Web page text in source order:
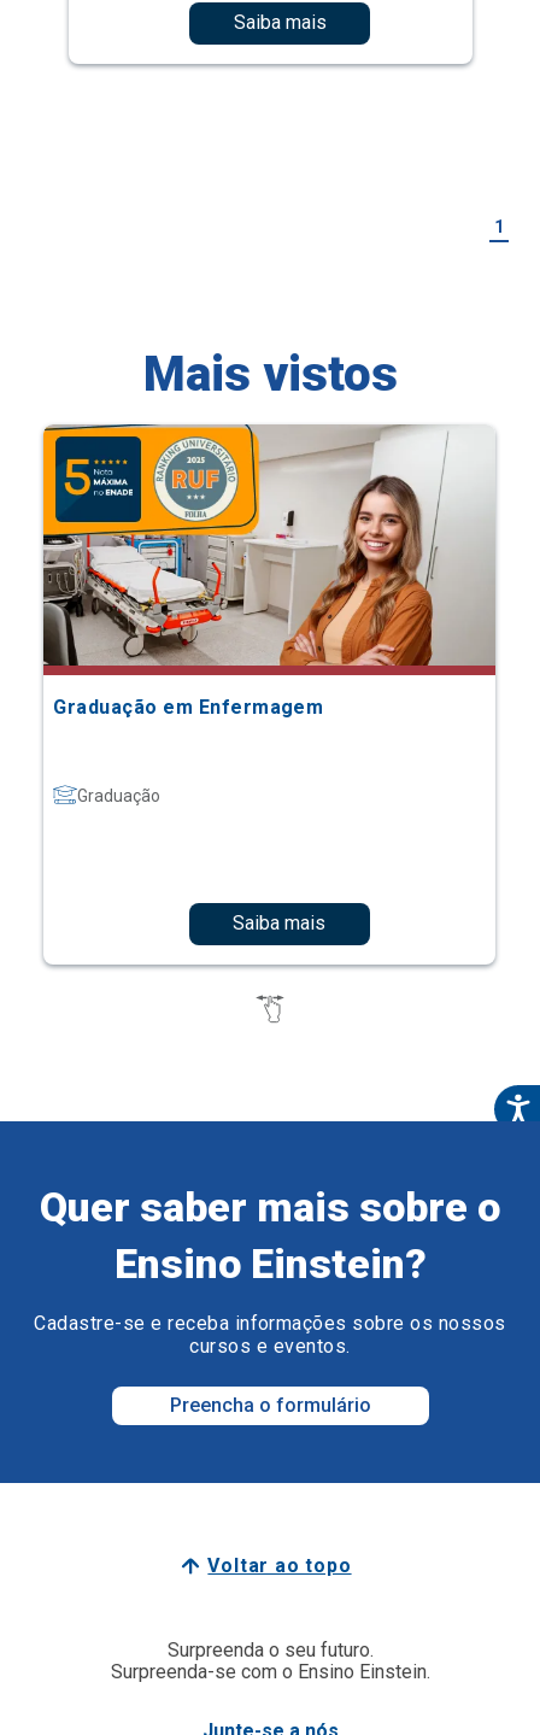
Saiba mais
1
Mais vistos
Graduação em Enfermagem
Graduação
Saiba mais
Quer saber mais sobre o
Ensino Einstein?
Cadastre-se e receba informações sobre os nossos
cursos e eventos.
Preencha o formulário
Voltar ao topo
Surpreenda o seu futuro.
Surpreenda-se com o Ensino Einstein.